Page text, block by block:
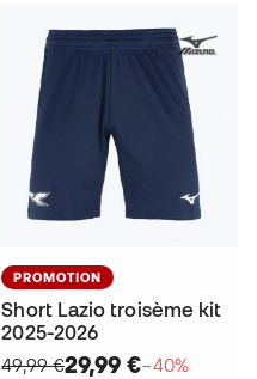
PROMOTION
Short Lazio troisème kit
2025-2026
49,99 €29,99 €−40%